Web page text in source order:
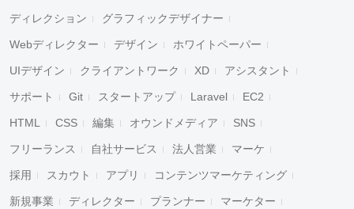
ディレクション グラフィックデザイナー
Webディレクター デザイン ホワイトペーパー
UIデザイン クライアントワーク XD アシスタント
サポート Git スタートアップ Laravel EC2
HTML CSS 編集 オウンドメディア SNS
フリーランス 自社サービス 法人営業 マーケ
採用 スカウト アプリ コンテンツマーケティング
新規事業 ディレクター プランナー マーケター